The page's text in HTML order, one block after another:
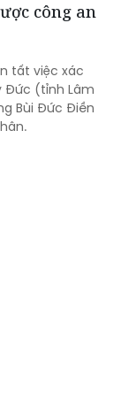
công an
tất việc xác
Đức (tỉnh Lâm
Bùi Đức Điền